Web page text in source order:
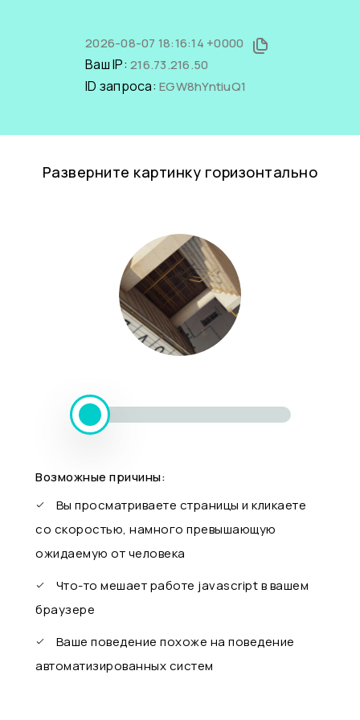
2026-08-07 18:16:14 +0000
Ваш IP: 216.73.216.50
ID запроса: EGW8hYntiuQ1
Разверните картинку горизонтально
Возможные причины:
Вы просматриваете страницы и кликаете
со скоростью, намного превышающую
ожидаемую от человека
Что-то мешает работе javascript в вашем
браузере
Ваше поведение похоже на поведение
автоматизированных систем